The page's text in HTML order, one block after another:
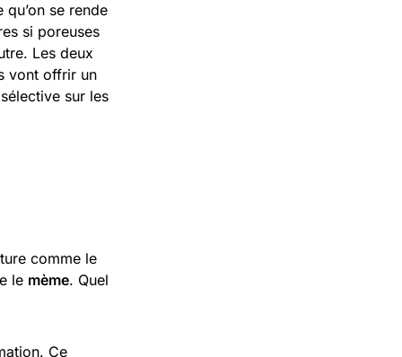
se rende
si poreuses
Les deux
vont offrir un
sur les
comme le
le mème. Quel
Ce